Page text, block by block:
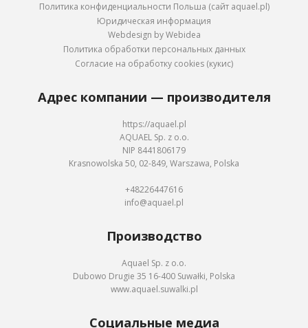
Политика конфиденциальности Польша (сайт aquael.pl)
Юридическая информация
Webdesign by Webidea
Политика обработки персональных данных
Согласие на обработку cookies (кукис)
Адрес компании — производителя
https://aquael.pl
AQUAEL Sp. z o.o.
NIP 8441806179
Krasnowolska 50, 02-849, Warszawa, Polska
+48226447616
info@aquael.pl
Производство
Aquael Sp. z o.o.
Dubowo Drugie 35 16-400 Suwałki, Polska
www.aquael.suwalki.pl
Социальные медиа